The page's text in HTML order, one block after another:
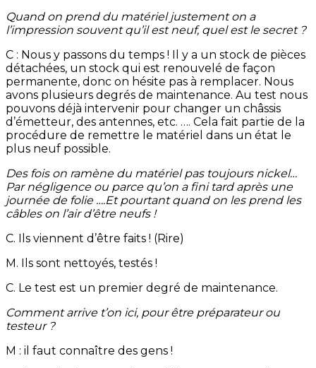
Quand on prend du matériel justement on a
l’impression souvent qu’il est neuf, quel est le secret ?
C : Nous y passons du temps ! Il y a un stock de pièces
détachées, un stock qui est renouvelé de façon
permanente, donc on hésite pas à remplacer. Nous
avons plusieurs degrés de maintenance. Au test nous
pouvons déjà intervenir pour changer un châssis
d’émetteur, des antennes, etc. …. Cela fait partie de la
procédure de remettre le matériel dans un état le
plus neuf possible.
Des fois on ramène du matériel pas toujours nickel…
Par négligence ou parce qu’on a fini tard après une
journée de folie ….Et pourtant quand on les prend les
câbles on l’air d’être neufs !
C. Ils viennent d’être faits ! (Rire)
M. Ils sont nettoyés, testés !
C. Le test est un premier degré de maintenance.
Comment arrive t’on ici, pour être préparateur ou
testeur ?
M : il faut connaître des gens !